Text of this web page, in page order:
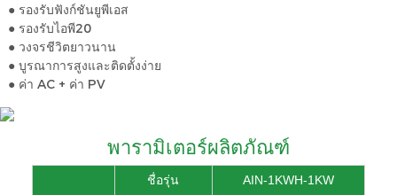
● รองรับฟังก์ชันยูพีเอส
● รองรับไอพี20
● วงจรชีวิตยาวนาน
● บูรณาการสูงและติดตั้งง่าย
● ค่า AC + ค่า PV
พารามิเตอร์ผลิตภัณฑ์
ชื่อรุ่น AIN-1KWH-1KW